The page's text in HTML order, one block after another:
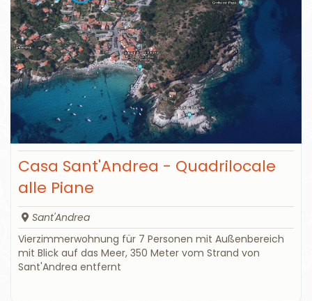
Casa Sant'Andrea - Quadrilocale
alle Piane
Sant'Andrea
Vierzimmerwohnung für 7 Personen mit Außenbereich
mit Blick auf das Meer, 350 Meter vom Strand von
Sant'Andrea entfernt